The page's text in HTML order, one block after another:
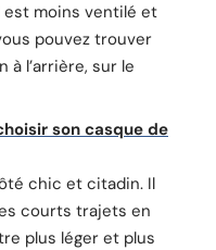
est moins ventilé et
pouvez trouver
à l’arrière, sur le
son casque de
chic et citadin. Il
courts trajets en
plus léger et plus